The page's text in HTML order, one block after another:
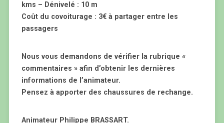
kms – Dénivelé : 10 m
Coût du covoiturage : 3€ à partager entre les
passagers
Nous vous demandons de vérifier la rubrique «
commentaires » afin d’obtenir les dernières
informations de l’animateur.
Pensez à apporter des chaussures de rechange.
Animateur Philippe BRASSART.